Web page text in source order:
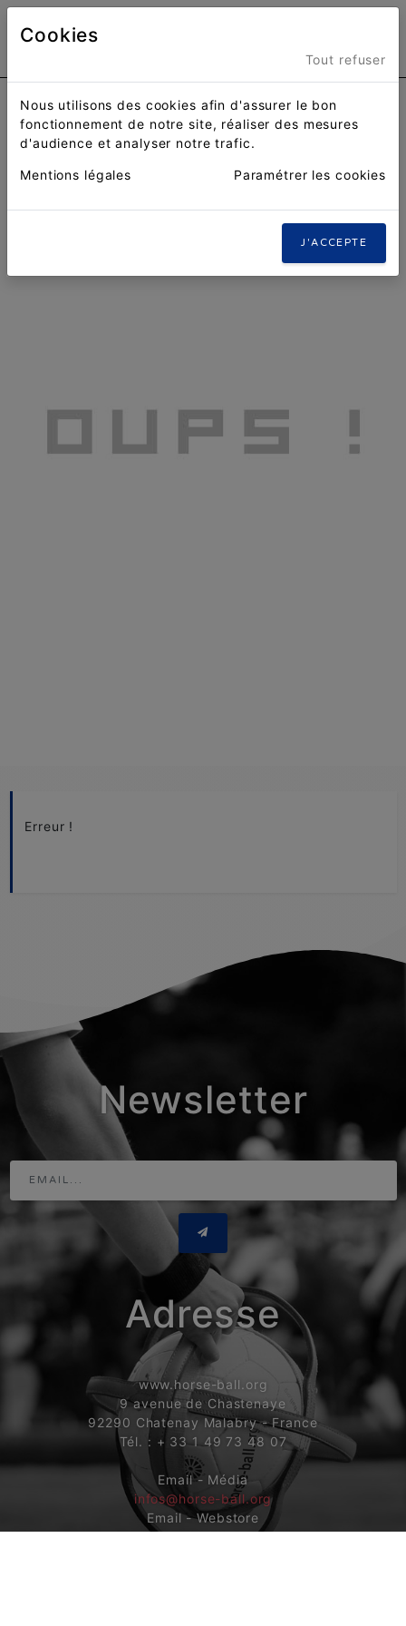
Erreur !
Newsletter
Adresse
www.horse-ball.org
9 avenue de Chastenaye
92290 Chatenay Malabry - France
Tél. : + 33 1 49 73 48 07
Email - Média
infos@horse-ball.org
Email - Webstore
boutique@horse-ball.org
Cookies
Tout refuser
Nous utilisons des cookies afin d'assurer le bon
fonctionnement de notre site, réaliser des mesures
d'audience et analyser notre trafic.
Mentions légales Paramétrer les cookies
J'ACCEPTE